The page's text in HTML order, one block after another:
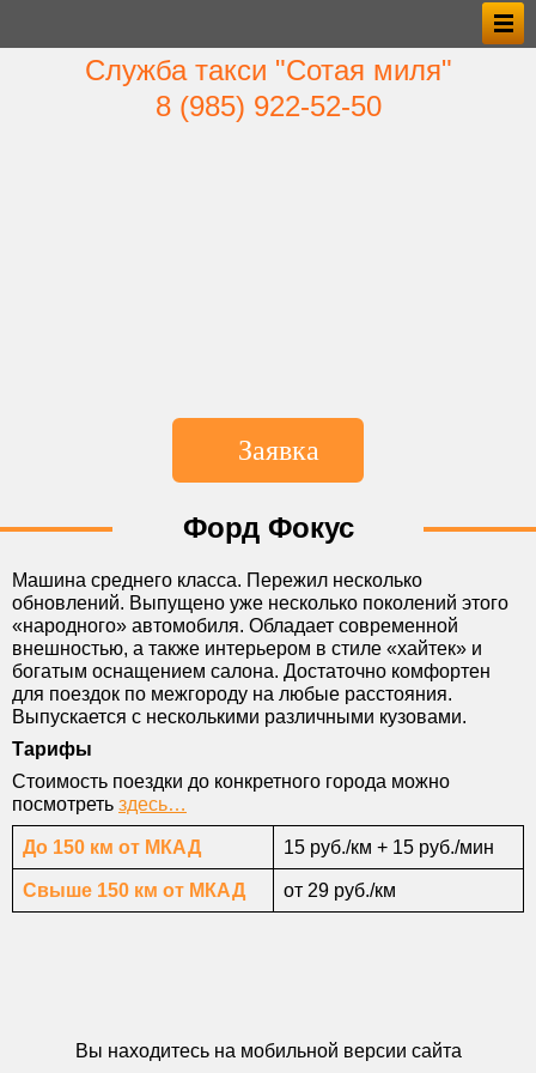
Служба такси "Сотая миля"
8 (985) 922‑52‑50
Заявка
*Куда
*Тел.
E-mail
*Форма оплаты
Форд Фокус
Машина среднего класса. Пережил несколько
обновлений. Выпущено уже несколько поколений этого
«народного» автомобиля. Обладает современной
внешностью, а также интерьером в стиле «хайтек» и
богатым оснащением салона. Достаточно комфортен
для поездок по межгороду на любые расстояния.
Выпускается с несколькими различными кузовами.
Тарифы
Стоимость поездки до конкретного города можно
посмотреть здесь…
До 150 км от МКАД 15 руб./км + 15 руб./мин
Свыше 150 км от МКАД от 29 руб./км
Вы находитесь на мобильной версии сайта